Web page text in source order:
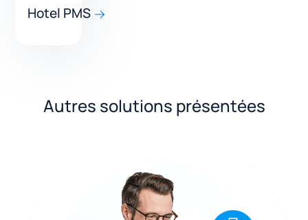
Hotel PMS
Autres solutions présentées